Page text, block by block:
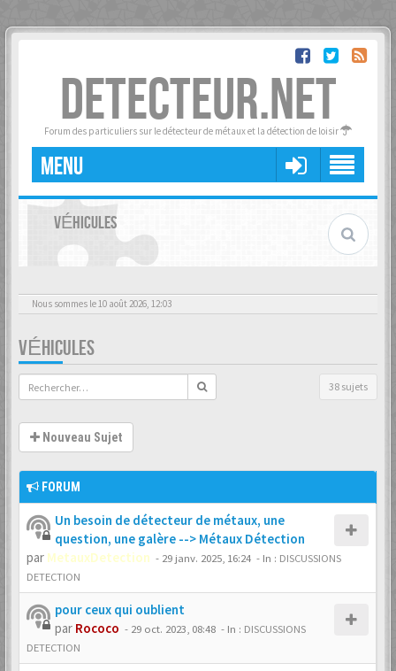
DETECTEUR.NET
Forum des particuliers sur le détecteur de métaux et la détection de loisir
MENU
VÉHICULES
Nous sommes le 10 août 2026, 12:03
VÉHICULES
38 sujets
Nouveau Sujet
FORUM
Un besoin de détecteur de métaux, une
question, une galère --> Métaux Détection
par MetauxDetection - 29 janv. 2025, 16:24 - In : DISCUSSIONS
DETECTION
pour ceux qui oublient
par Rococo - 29 oct. 2023, 08:48 - In : DISCUSSIONS
DETECTION